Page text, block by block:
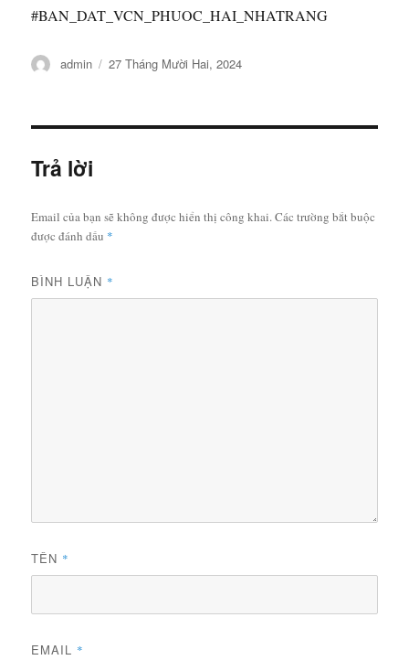
#BAN_DAT_VCN_PHUOC_HAI_NHATRANG
Tác
admin
Đăng
27 Tháng Mười Hai, 2024
Trả lời
Email của bạn sẽ không được hiển thị công khai.Các trường bắt buộc
được đánh dấu *
BÌNH LUẬN *
TÊN *
EMAIL *